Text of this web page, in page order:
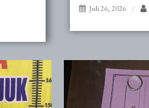
Juli 26, 2026